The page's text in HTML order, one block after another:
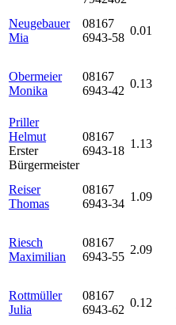
Neugebauer
Mia
08167
6943-58
0.01
Obermeier
Monika
08167
6943-42
0.13
Priller
Helmut
Erster
Bürgermeister
08167
6943-18
1.13
Reiser
Thomas
08167
6943-34
1.09
Riesch
Maximilian
08167
6943-55
2.09
Rottmüller
Julia
08167
6943-62
0.12